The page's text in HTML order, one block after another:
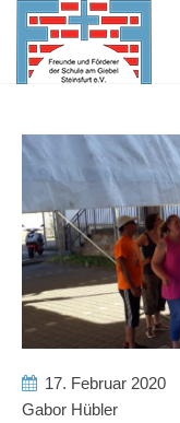
17. Februar 2020
Gabor Hübler